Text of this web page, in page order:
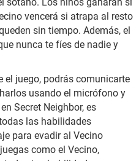
vencerá si atrapa al resto
sin tiempo. Además, el
nunca te fíes de nadie y
el juego, podrás comunicarte
usando el micrófono y
Secret Neighbor, es
las habilidades
para evadir al Vecino
como el Vecino,